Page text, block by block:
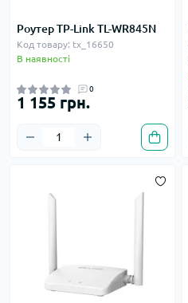
Роутер TP-Link TL-WR845N
Код товару: tx_16650
В наявності
0
1 155 грн.